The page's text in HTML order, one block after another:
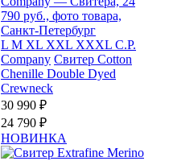
L M XL XXL XXXL C.P.
Company Свитер Cotton
Chenille Double Dyed
Crewneck
30 990 ₽
24 790 ₽
НОВИНКА